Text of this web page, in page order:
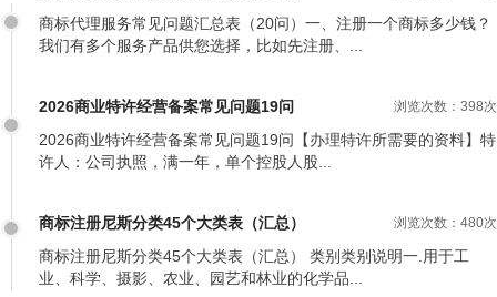
商标代理服务常见问题汇总表（20问）一、注册一个商标多少钱？
我们有多个服务产品供您选择，比如先注册、...
浏览次数：398次
2026商业特许经营备案常见问题19问
2026商业特许经营备案常见问题19问【办理特许所需要的资料】特
许人：公司执照，满一年，单个控股人股...
浏览次数：480次
商标注册尼斯分类45个大类表（汇总）
商标注册尼斯分类45个大类表（汇总） 类别类别说明一.用于工
业、科学、摄影、农业、园艺和林业的化学品...